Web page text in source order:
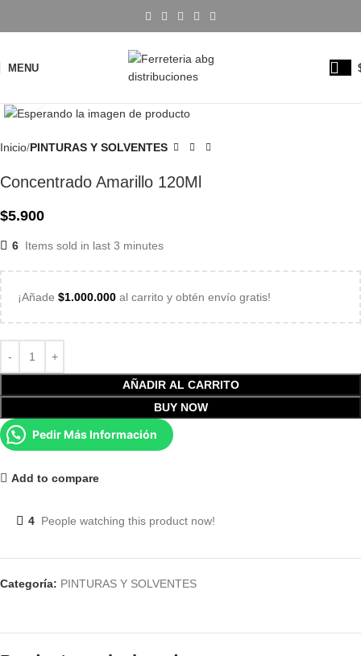
MENU
Inicio PINTURAS Y SOLVENTES
Concentrado Amarillo 120Ml
$5.900
6 Items sold in last 3 minutes
¡Añade $1.000.000 al carrito y obtén envío gratis!
AÑADIR AL CARRITO
BUY NOW
Pedir Más Información
Add to compare
4 People watching this product now!
Categoría: PINTURAS Y SOLVENTES